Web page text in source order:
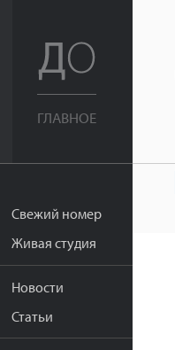
ГЛАВНОЕ
Свежий номер
Живая студия
Новости
Статьи